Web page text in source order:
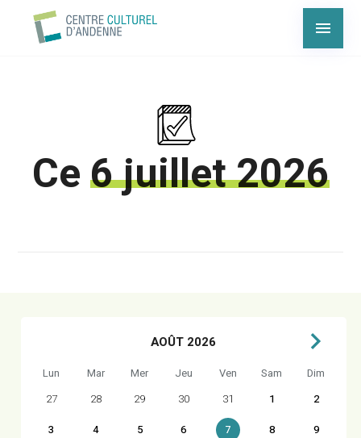
Ce6 juillet 2026
AOÛT 2026
Lun Mar Mer Jeu Ven Sam
Dim
27
28 29 30 31 1
2
3
4 5 6 7 8
9